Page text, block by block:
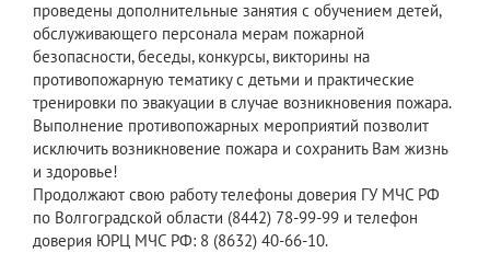
проведены дополнительные занятия с обучением детей,
обслуживающего персонала мерам пожарной
безопасности, беседы, конкурсы, викторины на
противопожарную тематику с детьми и практические
тренировки по эвакуации в случае возникновения пожара.
Выполнение противопожарных мероприятий позволит
исключить возникновение пожара и сохранить Вам жизнь
и здоровье!
Продолжают свою работу телефоны доверия ГУ МЧС РФ
по Волгоградской области (8442) 78-99-99 и телефон
доверия ЮРЦ МЧС РФ: 8 (8632) 40-66-10.